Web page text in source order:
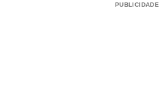
PUBLICIDADE